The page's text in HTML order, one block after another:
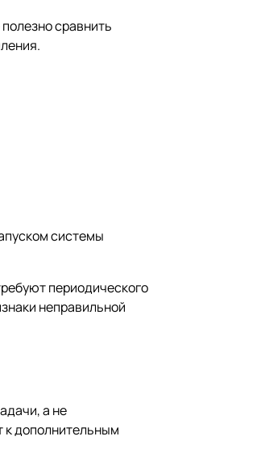
сравнить
системы
периодического
неправильной
а не
к дополнительным